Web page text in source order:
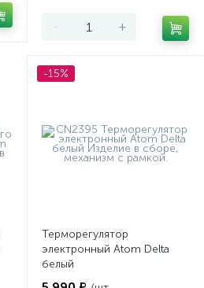
- +
-15%
Терморегулятор
электронный Atom Delta
белый